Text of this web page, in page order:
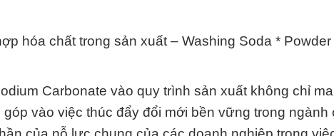
hóa chất trong sản xuất – Washing Soda *
Carbonate vào quy trình sản xuất không chỉ
vào việc thúc đẩy đổi mới bền vững trong ngành